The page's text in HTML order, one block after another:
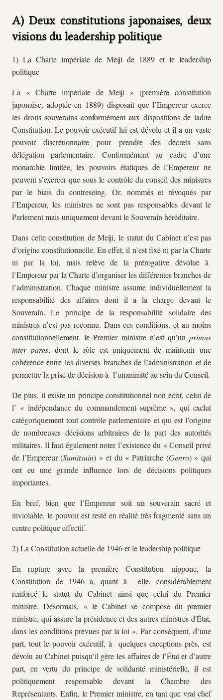
A) Deux constitutions japonaises, deux
visions du leadership politique
1) La Charte impériale de Meiji de 1889 et le leadership
politique
La « Charte impériale de Meiji » (première constitution
japonaise, adoptée en 1889) disposait que l’Empereur exerce
les droits souverains conformément aux dispositions de ladite
Constitution. Le pouvoir exécutif lui est dévolu et il a un vaste
pouvoir discrétionnaire pour prendre des décrets sans
délégation parlementaire. Conformément au cadre d’une
monarchie limitée, les pouvoirs étatiques de l’Empereur ne
peuvent s’exercer que sous le contrôle du conseil des ministres
par le biais du contreseing. Or, nommés et révoqués par
l’Empereur, les ministres ne sont pas responsables devant le
Parlement mais uniquement devant le Souverain héréditaire.
Dans cette constitution de Meiji, le statut du Cabinet n’est pas
d’origine constitutionnelle. En effet, il n’est fixé ni par la Charte
ni par la loi, mais relève de la prérogative dévolue à
l’Empereur par la Charte d’organiser les différentes branches de
l’administration. Chaque ministre assume individuellement la
responsabilité des affaires dont il a la charge devant le
Souverain. Le principe de la responsabilité solidaire des
ministres n’est pas reconnu. Dans ces conditions, et au moins
constitutionnellement, le Premier ministre n’est qu’un primus
inter pares, dont le rôle est uniquement de maintenir une
cohérence entre les diverses branches de l’administration et de
permettre la prise de décision à l’unanimité au sein du Conseil.
De plus, il existe un principe constitutionnel non écrit, celui de
l’ « indépendance du commandement suprême », qui exclut
catégoriquement tout contrôle parlementaire et qui est l’origine
de nombreuses décisions arbitraires de la part des autorités
militaires. Il faut également noter l’existence du « Conseil privé
de l’Empereur (Sumitsuin) » et du « Patriarche (Genro) » qui
ont eu une grande influence lors de décisions politiques
importantes.
En bref, bien que l’Empereur soit un souverain sacré et
inviolable, le pouvoir est resté en réalité très fragmenté sans un
centre politique effectif.
2) La Constitution actuelle de 1946 et le leadership politique
En rupture avec la première Constitution nippone, la
Constitution de 1946 a, quant à elle, considérablement
renforcé le statut du Cabinet ainsi que celui du Premier
ministre. Désormais, « le Cabinet se compose du premier
ministre, qui assure la présidence et des autres ministres d'État,
dans les conditions prévues par la loi ». Par conséquent, d’une
part, tout le pouvoir exécutif, à quelques exceptions près, est
dévolu au Cabinet puisqu’il gère les affaires de l’État et d’autre
part, en vertu du principe de solidarité ministérielle, il est
politiquement responsable devant la Chambre des
Représentants. Enfin, le Premier ministre, en tant que vrai chef